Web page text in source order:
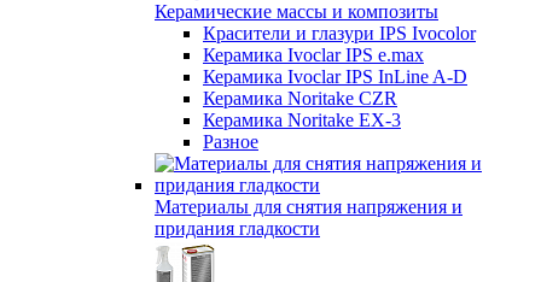
Керамические массы и композиты
Красители и глазури IPS Ivocolor
Керамика Ivoclar IPS e.max
Керамика Ivoclar IPS InLine A-D
Керамика Noritake CZR
Керамика Noritake EX-3
Разное
Материалы для снятия напряжения и
придания гладкости